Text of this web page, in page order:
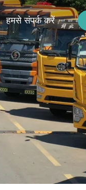
हमसे संपर्क करें